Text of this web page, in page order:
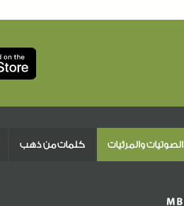
الصوتيات والمرئيات كلمات من ذهب